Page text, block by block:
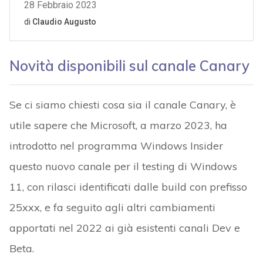
Novità disponibili sul canale Canary
Se ci siamo chiesti cosa sia il canale Canary, è
utile sapere che Microsoft, a marzo 2023, ha
introdotto nel programma Windows Insider
questo nuovo canale per il testing di Windows
11, con rilasci identificati dalle build con prefisso
25xxx, e fa seguito agli altri cambiamenti
apportati nel 2022 ai già esistenti canali Dev e
Beta.